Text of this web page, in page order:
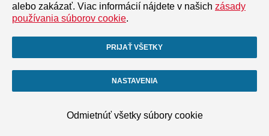
alebo zakázať. Viac informácií nájdete v našich zásady
používania súborov cookie.
PRIJAŤ VŠETKY
NASTAVENIA
Odmietnúť všetky súbory cookie